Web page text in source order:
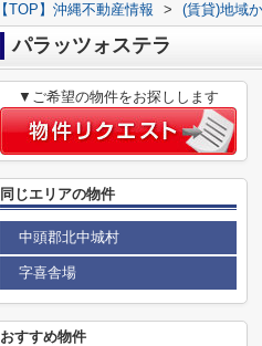
【TOP】沖縄不動産情報 > (賃貸)地域
パラッツォステラ
▼ご希望の物件をお探しします
同じエリアの物件
中頭郡北中城村
字喜舎場
おすすめ物件